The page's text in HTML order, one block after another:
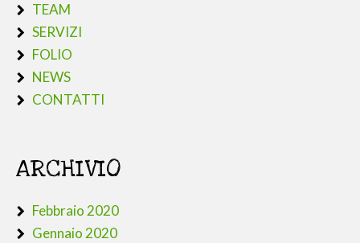
TEAM
SERVIZI
FOLIO
NEWS
CONTATTI
ARCHIVIO
Febbraio 2020
Gennaio 2020